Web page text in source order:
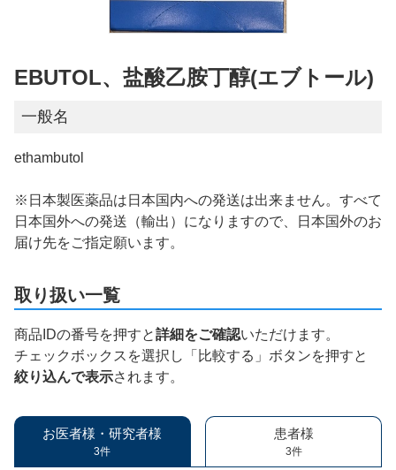
EBUTOL、盐酸乙胺丁醇(エブトール)
一般名
ethambutol
※日本製医薬品は日本国内への発送は出来ません。すべて
日本国外への発送（輸出）になりますので、日本国外のお
届け先をご指定願います。
取り扱い一覧
商品IDの番号を押すと詳細をご確認いただけます。
チェックボックスを選択し「比較する」ボタンを押すと
絞り込んで表示されます。
お医者様・研究者様
3件
患者様
3件